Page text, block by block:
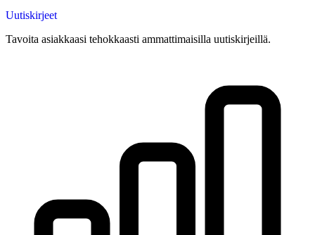
Uutiskirjeet
Tavoita asiakkaasi tehokkaasti ammattimaisilla uutiskirjeillä.